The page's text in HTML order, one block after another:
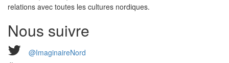
relations avec toutes les cultures nordiques.
Nous suivre
@ImaginaireNord